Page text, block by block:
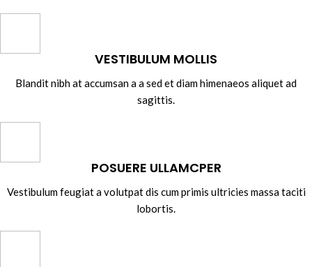
VESTIBULUM MOLLIS
Blandit nibh at accumsan a a sed et diam himenaeos aliquet ad
sagittis.
POSUERE ULLAMCPER
Vestibulum feugiat a volutpat dis cum primis ultricies massa taciti
lobortis.